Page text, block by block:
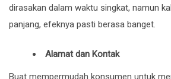
dirasakan dalam waktu singkat, namun
panjang, efeknya pasti berasa banget.
Alamat dan Kontak
Buat mempermudah konsumen untuk